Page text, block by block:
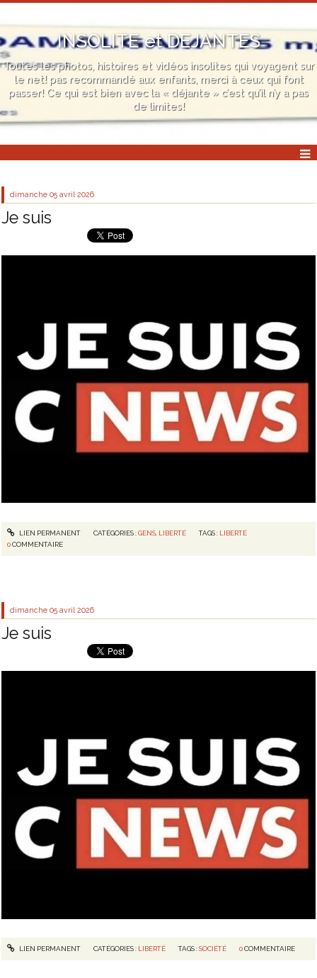
INSOLITE et DEJANTES
Toutes les photos, histoires et vidéos insolites qui voyagent sur
le net! pas recommandé aux enfants, merci à ceux qui font
passer! Ce qui est bien avec la « déjante » c’est qu’il n’y a pas
de limites!
dimanche 05 avril 2026
Je suis
LIEN PERMANENT CATÉGORIES :GENS, LIBERTÉ TAGS : LIBERTÉ
0COMMENTAIRE
dimanche 05 avril 2026
Je suis
LIEN PERMANENT CATÉGORIES : LIBERTÉ TAGS :SOCIÉTÉ 0 COMMENTAIRE